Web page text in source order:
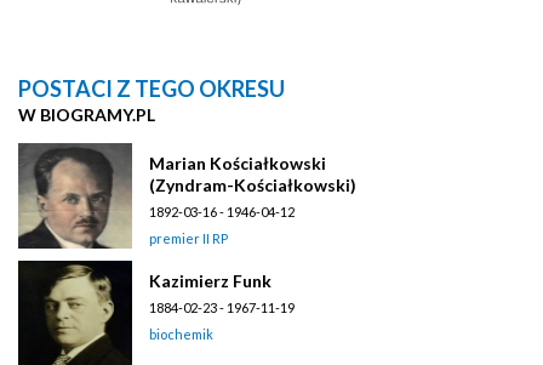
POSTACI Z TEGO OKRESU
W BIOGRAMY.PL
Marian Kościałkowski
(Zyndram-Kościałkowski)
1892-03-16 - 1946-04-12
premier II RP
Kazimierz Funk
1884-02-23 - 1967-11-19
biochemik